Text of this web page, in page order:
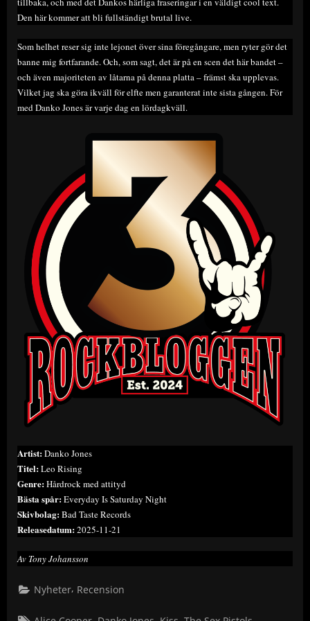
Den här kommer att bli fullständigt brutal live.
Som helhet reser sig inte lejonet över sina föregångare, men ryter gör det
banne mig fortfarande. Och, som sagt, det är på en scen det här bandet –
och även majoriteten av låtarna på denna platta – främst ska upplevas.
Vilket jag ska göra ikväll för elfte men garanterat inte sista gången. För
med Danko Jones är varje dag en lördagkväll.
Artist:Danko Jones
Titel:Leo Rising
Genre:Hårdrock med attityd
Bästa spår:Everyday Is Saturday Night
Skivbolag:Bad Taste Records
Releasedatum:2025-11-21
Av Tony Johansson
Nyheter, Recension